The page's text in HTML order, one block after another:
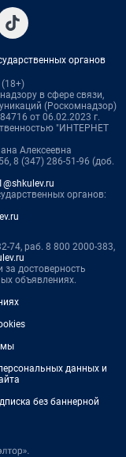
органов
в сфере связи,
(Роскомнадзор)
от 06.02.2023 г.
"ИНТЕРНЕТ
Алексеевна
8 (347) 286-51-96 (доб.
органов:
74, раб. 8 800 2000-383,
за достоверность
объявлениях.
данных и
без баннерной